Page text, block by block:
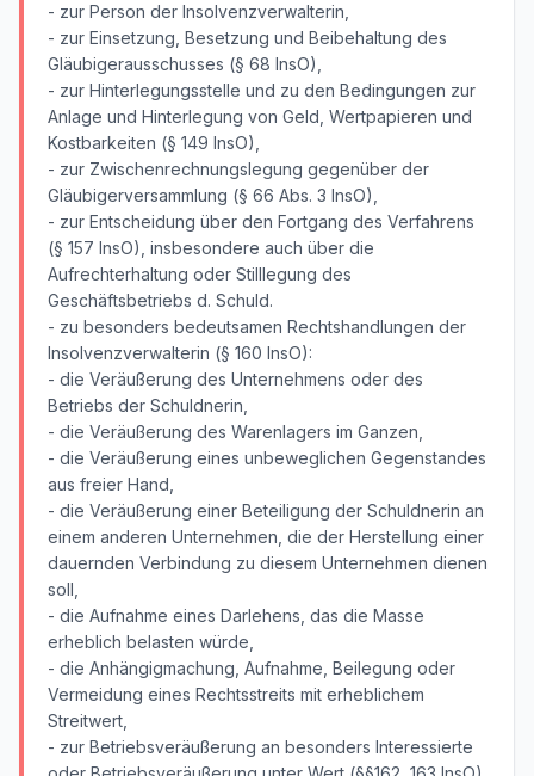
- zur Person der Insolvenzverwalterin,
- zur Einsetzung, Besetzung und Beibehaltung des
Gläubigerausschusses (§ 68 InsO),
- zur Hinterlegungsstelle und zu den Bedingungen zur
Anlage und Hinterlegung von Geld, Wertpapieren und
Kostbarkeiten (§ 149 InsO),
- zur Zwischenrechnungslegung gegenüber der
Gläubigerversammlung (§ 66 Abs. 3 InsO),
- zur Entscheidung über den Fortgang des Verfahrens
(§ 157 InsO), insbesondere auch über die
Aufrechterhaltung oder Stilllegung des
Geschäftsbetriebs d. Schuld.
- zu besonders bedeutsamen Rechtshandlungen der
Insolvenzverwalterin (§ 160 InsO):
- die Veräußerung des Unternehmens oder des
Betriebs der Schuldnerin,
- die Veräußerung des Warenlagers im Ganzen,
- die Veräußerung eines unbeweglichen Gegenstandes
aus freier Hand,
- die Veräußerung einer Beteiligung der Schuldnerin an
einem anderen Unternehmen, die der Herstellung einer
dauernden Verbindung zu diesem Unternehmen dienen
soll,
- die Aufnahme eines Darlehens, das die Masse
erheblich belasten würde,
- die Anhängigmachung, Aufnahme, Beilegung oder
Vermeidung eines Rechtsstreits mit erheblichem
Streitwert,
- zur Betriebsveräußerung an besonders Interessierte